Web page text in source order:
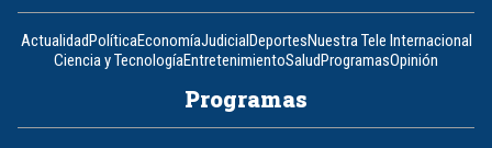
ActualidadPolíticaEconomíaJudicialDeportesNuestra Tele Internacional
Ciencia y TecnologíaEntretenimientoSaludProgramasOpinión
Programas